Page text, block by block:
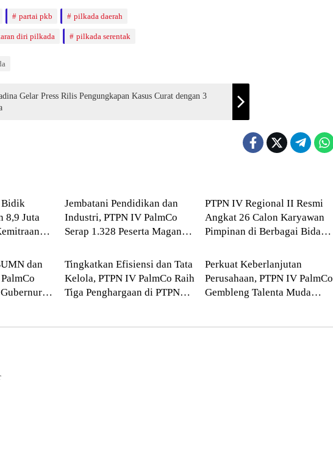
partai pkb pilkada daerah
diri pilkada pilkada serentak
Press Rilis Pengungkapan Kasus Curat dengan 3
Bidik
8,9 Juta
Jembatani Pendidikan dan
Industri, PTPN IV PalmCo
Serap 1.328 Peserta Magang
PTPN IV Regional II Resmi
Angkat 26 Calon Karyawan
Pimpinan di Berbagai Bidang
dan
NASIONAL
Tingkatkan Efisiensi dan Tata
Kelola, PTPN IV PalmCo Raih
Tiga Penghargaan di PTPN
NASIONAL
Perkuat Keberlanjutan
Perusahaan, PTPN IV PalmCo
Gembleng Talenta Muda